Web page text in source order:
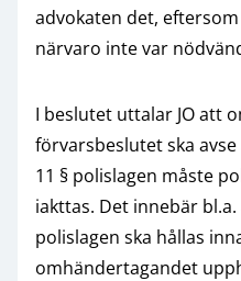
advokaten det,
närvaro inte var
I beslutet uttalar JO att
förvarsbeslutet ska
11 § polislagen måste
iakttas. Det innebär
polislagen ska hållas
omhändertagandet